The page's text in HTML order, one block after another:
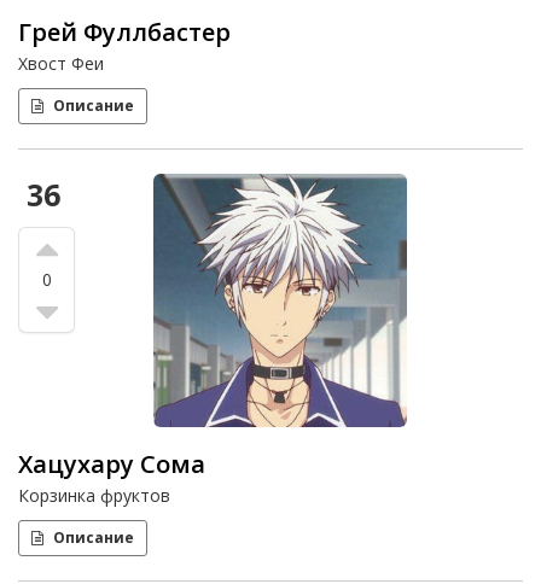
Грей Фуллбастер
Хвост Феи
Описание
36
0
Хацухару Сома
Корзинка фруктов
Описание